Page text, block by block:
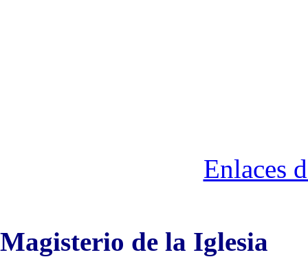
Enlaces
Magisterio de la Iglesia